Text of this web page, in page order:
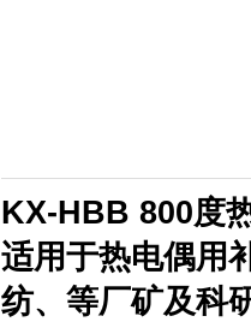
KX-HBB 800度
适用于热电偶用
纺、等厂矿及科